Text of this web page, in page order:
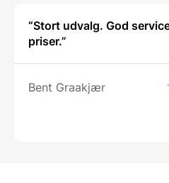
“Stort udvalg. God
priser.”
Bent Graakjær